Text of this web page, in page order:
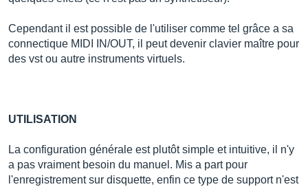
Cependant il est possible de l'utiliser comme tel grâce a sa
connectique MIDI IN/OUT, il peut devenir clavier maître pour
des vst ou autre instruments virtuels.
UTILISATION
La configuration générale est plutôt simple et intuitive, il n'y
a pas vraiment besoin du manuel. Mis a part pour
l'enregistrement sur disquette, enfin ce type de support n'est